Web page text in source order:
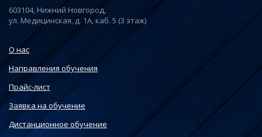
603104, Нижний Новгород,
ул. Медицинская, д. 1А, каб. 5 (3 этаж)
О нас
Направления обучения
Прайс-лист
Заявка на обучение
Дистанционное обучение